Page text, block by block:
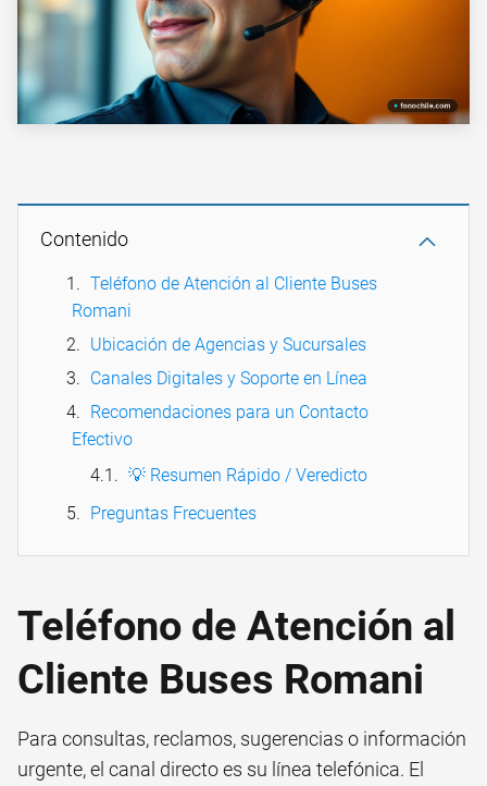
Contenido
Teléfono de Atención al Cliente Buses
Romani
Ubicación de Agencias y Sucursales
Canales Digitales y Soporte en Línea
Recomendaciones para un Contacto
Efectivo
💡 Resumen Rápido / Veredicto
Preguntas Frecuentes
Teléfono de Atención al
Cliente Buses Romani
Para consultas, reclamos, sugerencias o información
urgente, el canal directo es su línea telefónica. El